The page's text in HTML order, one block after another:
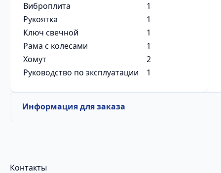
Виброплита
1
Рукоятка
1
Ключ свечной
1
Рама с колесами
1
Хомут
2
Руководство по эксплуатации
1
Информация для заказа
Контакты